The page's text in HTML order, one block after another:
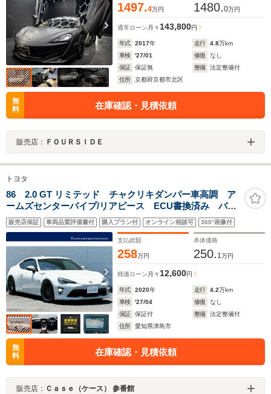
1497.4万円 1480.0万円
通常ローン 月々143,800円
年式 2017年 走行 4.8万km
車検
'27/01 修復
なし
保証
保証無 整備
法定整備付
住所
京都府京都市北区
無
料
在庫確認・見積依頼
販売店： ＦＯＵＲＳＩＤＥ
トヨタ
86 2.0 GT リミテッド チャクリキダンパー車高調 ア
ームズセンターパイプ/リアピース ECU書換済み バブ
リング仕様 ENKEI18インチAW 純正ナビ バックカメ
ラ スペアタイヤ シートヒーター ETC ハーフレザ
ーシート
販売店保証 車両品質評価書付 購入プラン付 オンライン相談可 360°画像付
支払総額
258万円
本体価格
250. 1万円
残価ローン 月々12,600円
年式 2020年 走行 4.2万km
車検
'27/04 修復
なし
保証
保証付 整備
法定整備付
住所
愛知県津島市
無
料
在庫確認・見積依頼
販売店： Ｃａｓｅ（ケース） 参番館